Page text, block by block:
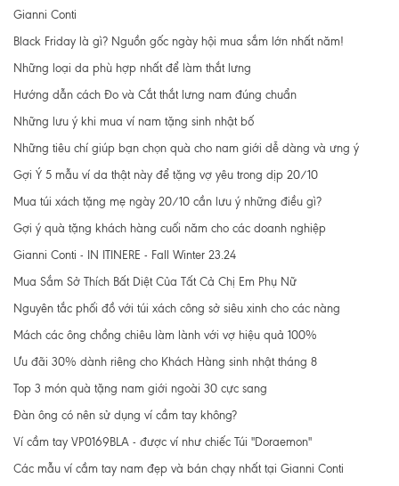
Gianni Conti
Black Friday là gì? Nguồn gốc ngày hội mua sắm lớn nhất năm!
Những loại da phù hợp nhất để làm thắt lưng
Hướng dẫn cách Đo và Cắt thắt lưng nam đúng chuẩn
Những lưu ý khi mua ví nam tặng sinh nhật bố
Những tiêu chí giúp bạn chọn quà cho nam giới dễ dàng và ưng ý
Gợi Ý 5 mẫu ví da thật này để tặng vợ yêu trong dịp 20/10
Mua túi xách tặng mẹ ngày 20/10 cần lưu ý những điều gì?
Gợi ý quà tặng khách hàng cuối năm cho các doanh nghiệp
Gianni Conti - IN ITINERE - Fall Winter 23.24
Mua Sắm Sở Thích Bất Diệt Của Tất Cả Chị Em Phụ Nữ
Nguyên tắc phối đồ với túi xách công sở siêu xinh cho các nàng
Mách các ông chồng chiêu làm lành với vợ hiệu quả 100%
Ưu đãi 30% dành riêng cho Khách Hàng sinh nhật tháng 8
Top 3 món quà tặng nam giới ngoài 30 cực sang
Đàn ông có nên sử dụng ví cầm tay không?
Ví cầm tay VP0169BLA - được ví như chiếc Túi "Doraemon"
Các mẫu ví cầm tay nam đẹp và bán chạy nhất tại Gianni Conti